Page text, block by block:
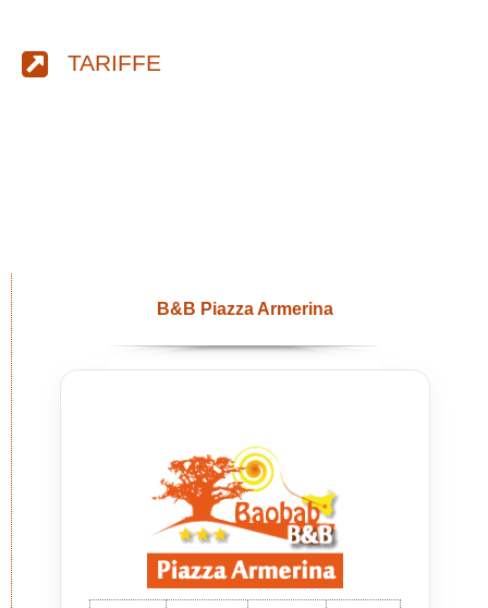
TARIFFE
B&B Piazza Armerina